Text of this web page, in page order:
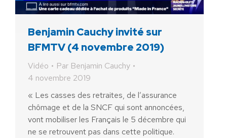
Benjamin Cauchy invité sur
BFMTV (4 novembre 2019)
Vidéo Par Benjamin Cauchy
4 novembre 2019
« Les casses des retraites, de l’assurance
chômage et de la SNCF qui sont annoncées,
vont mobiliser les Français le 5 décembre qui
ne se retrouvent pas dans cette politique.